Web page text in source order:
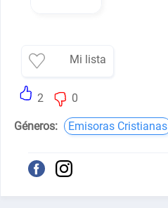
Mi lista
2 0
Géneros: Emisoras Cristianas